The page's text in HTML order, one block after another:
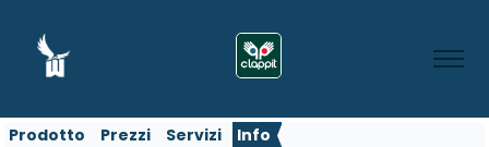
Prodotto Prezzi Servizi Info